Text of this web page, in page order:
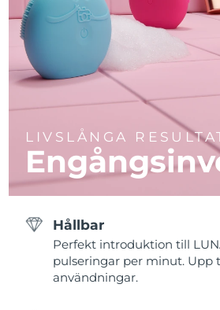
LIVSLÅNGA
Hållbar
Perfekt introduktion till
pulseringar per minut. Upp
användningar.